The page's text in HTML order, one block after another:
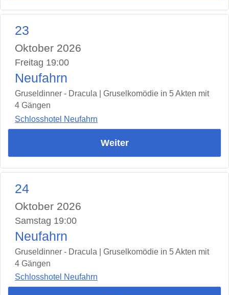
23
Oktober 2026
Freitag 19:00
Neufahrn
Gruseldinner - Dracula | Gruselkomödie in 5 Akten mit
4 Gängen
Schlosshotel Neufahrn
Weiter
24
Oktober 2026
Samstag 19:00
Neufahrn
Gruseldinner - Dracula | Gruselkomödie in 5 Akten mit
4 Gängen
Schlosshotel Neufahrn